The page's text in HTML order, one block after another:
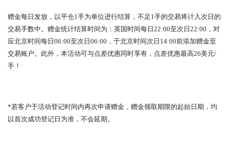
赠金每日发放，以平仓1手为单位进行结算，不足 1手的交易将计入次日的
交易手数中。赠金统计结算时间为：英国时间每日 22:00至次日 22:00 ，对
应北京时间每日 06:00至次日 06:00 ，于北京时间次日 14:00前添加赠金至
交易账户。此外，本活动可与点差优惠同时享有，点差优惠最高26美元/
手！
*若客户于活动登记时间内再次申请赠金，赠金领取期限的起始日期，均
以首次成功登记日为准，不会延期。